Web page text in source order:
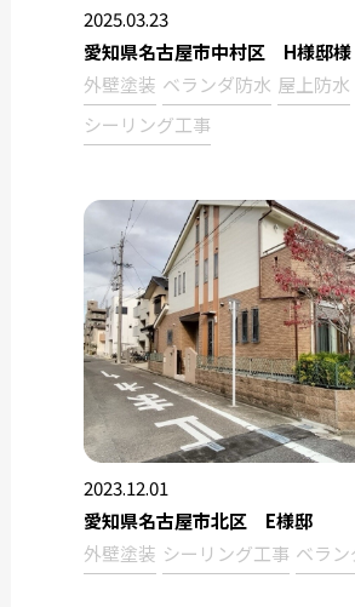
2025.03.23
愛知県名古屋市中村区 H様邸様
外壁塗装 ベランダ防水 屋上防水
シーリング工事
2023.12.01
愛知県名古屋市北区 E様邸
外壁塗装 シーリング工事 ベラ